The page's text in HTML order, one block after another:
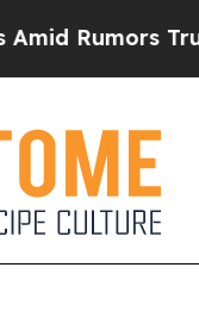
Will cut Pirro